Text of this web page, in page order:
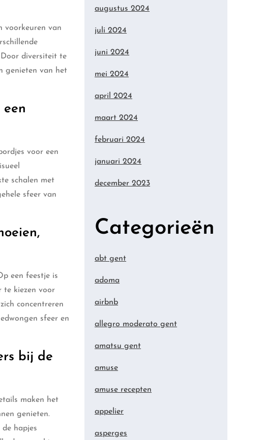
voorkeuren van
diversiteit te
genieten van het
voor een
schalen met
sfeer van
een feestje is
te kiezen voor
concentreren
sfeer en
bij de
maken het
genieten.
hapjes
augustus 2024
juli 2024
juni 2024
mei 2024
april 2024
maart 2024
februari 2024
januari 2024
december 2023
Categorieën
abt gent
adoma
airbnb
allegro moderato gent
amatsu gent
amuse
amuse recepten
appelier
asperges